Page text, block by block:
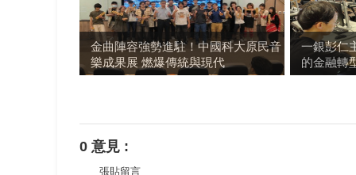
金曲陣容強勢進駐！中國科大原民音
樂成果展 燃爆傳統與現代
一銀彭仁
的金融轉
0 意見 :
張貼留言